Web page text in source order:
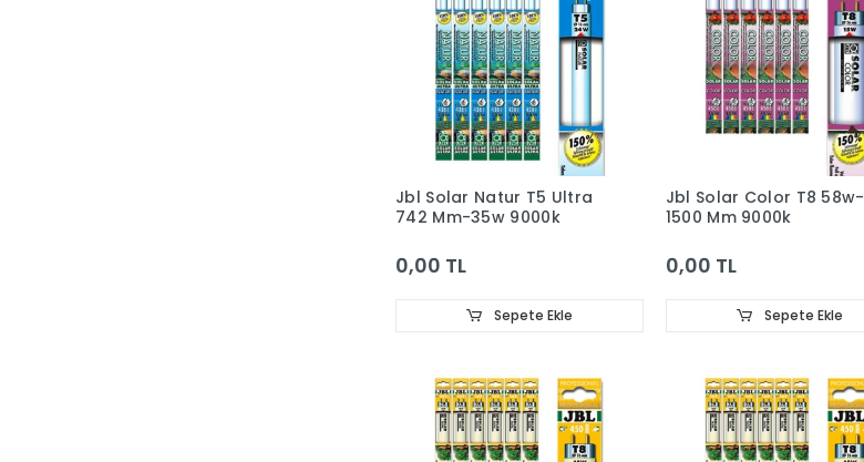
Jbl Solar Natur T5 Ultra
742 Mm-35w 9000k
0,00 TL
Sepete Ekle
Jbl Solar Color T8 58w-
1500 Mm 9000k
0,00 TL
Sepete Ekle